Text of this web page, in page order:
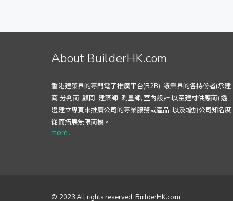
About BuilderHK.com
香港建築界的專門電子推廣平台(B2B), 讓業界的各持份者(承建
商,分判商, 顧問, 建築師, 測量師, 室內設計 以至建材供應商) 透
過建立專頁來推廣公司的專業服務或產品, 以及增加公司知名度,
從而拓展無限商機。
more...
© 2023 All rights reserved. BuilderHK.com